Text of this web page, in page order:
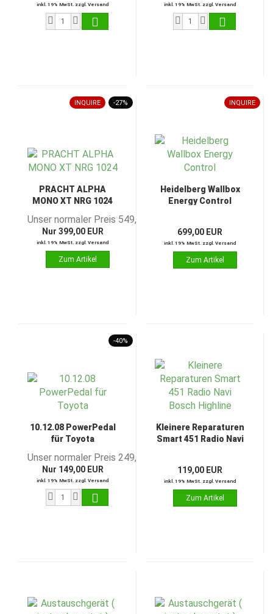
inkl. 19% MwSt. zzgl. Versand inkl. 19% MwSt. zzgl. Versand
INQUIRE -27%
PRACHT ALPHA
MONO XT NRG 1024
Unser normaler Preis 549,00 EUR
Nur 399,00 EUR
inkl. 19% MwSt. zzgl. Versand
INQUIRE
Heidelberg Wallbox
Energy Control
699,00 EUR
inkl. 19% MwSt. zzgl. Versand
-40%
10.12.08 PowerPedal
für Toyota
Unser normaler Preis 249,00 EUR
Nur 149,00 EUR
inkl. 19% MwSt. zzgl. Versand
Kleinere Reparaturen
Smart 451 Radio Navi
119,00 EUR
inkl. 19% MwSt. zzgl. Versand